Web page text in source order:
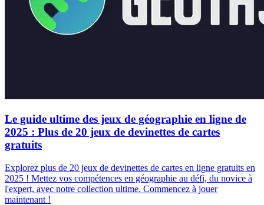
Le guide ultime des jeux de géographie en ligne de
2025 : Plus de 20 jeux de devinettes de cartes
gratuits
Explorez plus de 20 jeux de devinettes de cartes en ligne gratuits en
2025 ! Mettez vos compétences en géographie au défi, du novice à
l'expert, avec notre collection ultime. Commencez à jouer
maintenant !